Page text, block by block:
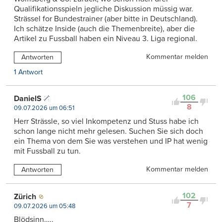
Qualifikationsspieln jegliche Diskussion müssig war.
Strässel for Bundestrainer (aber bitte in Deutschland).
Ich schätze Inside (auch die Themenbreite), aber die
Artikel zu Fussball haben ein Niveau 3. Liga regional.
Antworten
Kommentar melden
1 Antwort
106
8
DanielS
09.07.2026 um 06:51
Herr Strässle, so viel Inkompetenz und Stuss habe ich
schon lange nicht mehr gelesen. Suchen Sie sich doch
ein Thema von dem Sie was verstehen und IP hat wenig
mit Fussball zu tun.
Antworten Kommentar melden
102
7
Zürich
09.07.2026 um 05:48
Blödsinn…..